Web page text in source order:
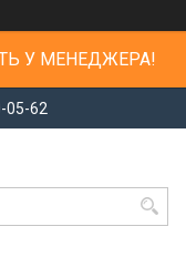
У МЕНЕДЖЕРА!
05-62